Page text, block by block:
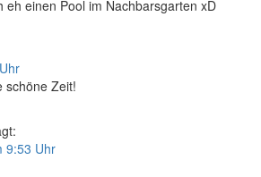
eh einen Pool im Nachbarsgarten xD
schöne Zeit!
9:53 Uhr